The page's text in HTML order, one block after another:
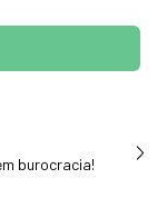
burocracia!